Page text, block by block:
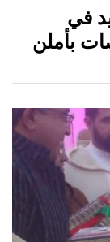
مستفيد في
بأملن